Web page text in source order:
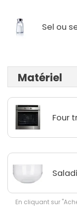
Sel ou
Matériel
Four
En cliquant sur